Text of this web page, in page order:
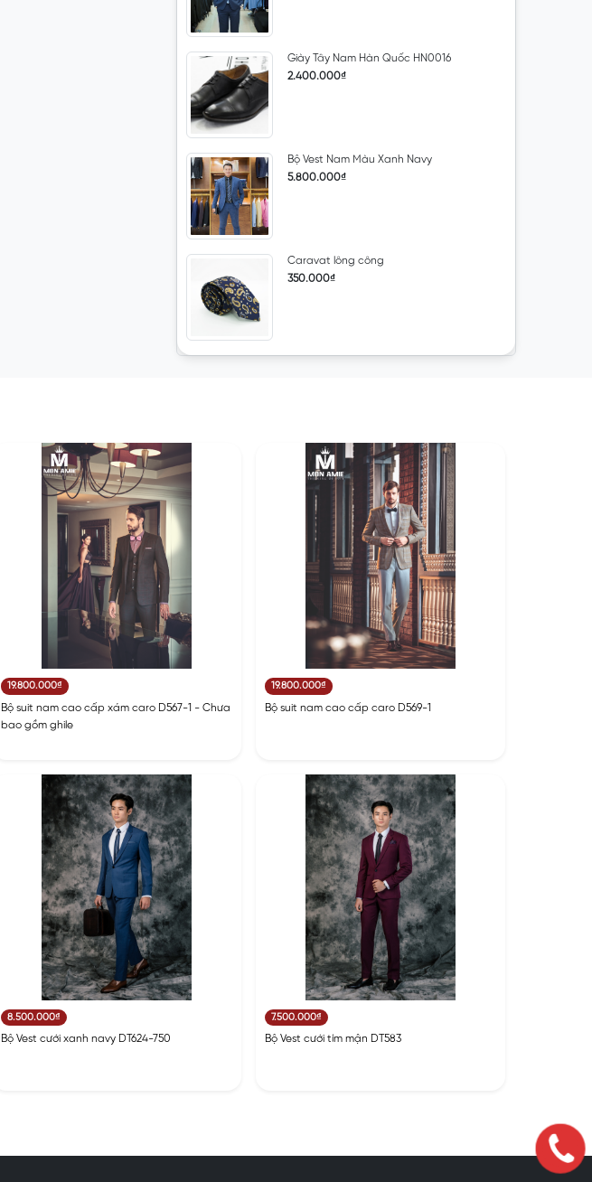
Giày Tây Nam Hàn Quốc HN0016
2.400.000₫
Bộ Vest Nam Màu Xanh Navy
5.800.000₫
Caravat lông công
350.000₫
19.800.000₫
Bộ suit nam cao cấp xám caro D567-1 - Chưa
bao gồm ghile
19.800.000₫
Bộ suit nam cao cấp caro D569-1
8.500.000₫
Bộ Vest cưới xanh navy DT624-750
7.500.000₫
Bộ Vest cưới tím mận DT583